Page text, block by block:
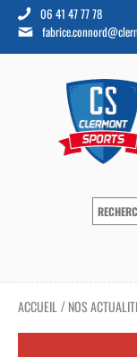
06 41 47 77 78
ACCUEIL / NOS